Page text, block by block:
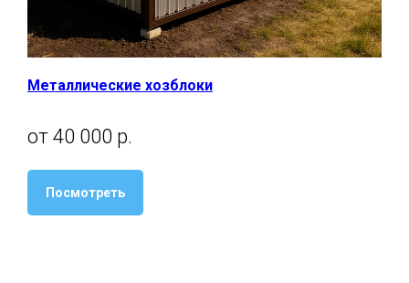
Металлические хозблоки
от 40 000 р.
Посмотреть